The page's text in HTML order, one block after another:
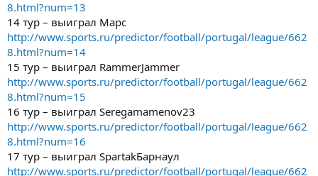
8.html?num=13
14 тур – выиграл Марс
http://www.sports.ru/predictor/football/portugal/league/662
8.html?num=14
15 тур – выиграл RammerJammer
http://www.sports.ru/predictor/football/portugal/league/662
8.html?num=15
16 тур – выиграл Seregamamenov23
http://www.sports.ru/predictor/football/portugal/league/662
8.html?num=16
17 тур – выиграл SpartakБарнаул
http://www.sports.ru/predictor/football/portugal/league/662